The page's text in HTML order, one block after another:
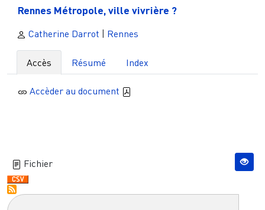
Rennes Métropole, ville vivrière ?
Catherine Darrot Rennes
Accès Résumé Index
Accèder au document
Fichier